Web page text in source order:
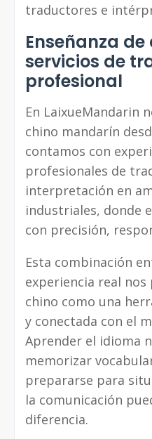
traductores e
Enseñanza
servicios de
profesional
En LaixueMandarin
chino mandarín
contamos con
profesionales de
interpretación en
industriales, donde
con precisión,
Esta combinación
experiencia real
chino como una
y conectada con el
Aprender el idioma
memorizar
prepararse para
la comunicación
diferencia.